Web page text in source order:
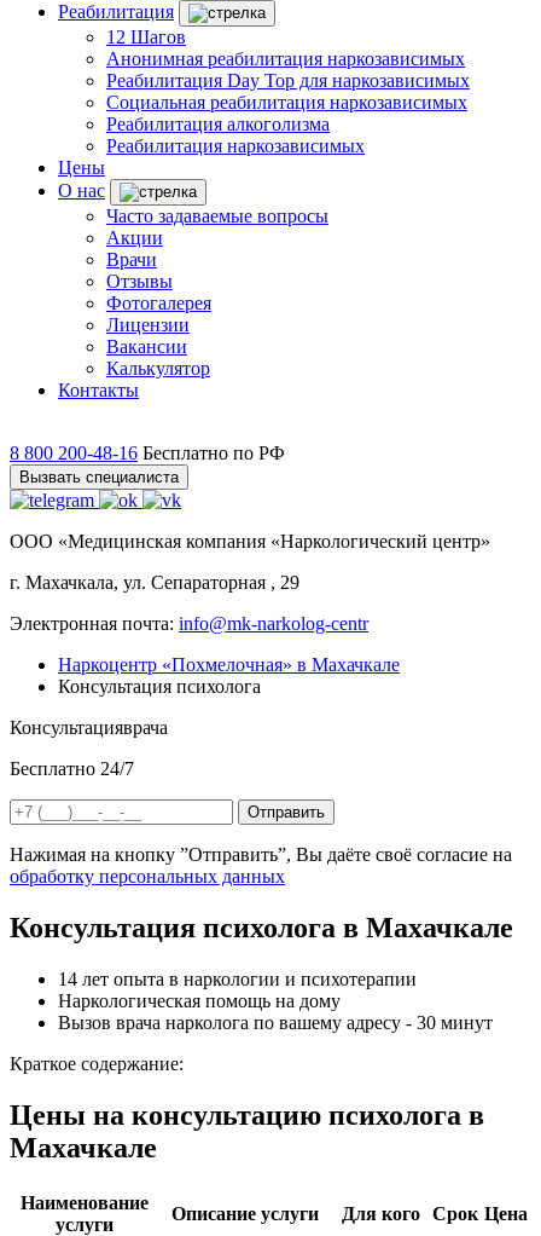
Реабилитация
12 Шагов
Анонимная реабилитация наркозависимых
Реабилитация Day Top для наркозависимых
Социальная реабилитация наркозависимых
Реабилитация алкоголизма
Реабилитация наркозависимых
Цены
О нас
Часто задаваемые вопросы
Акции
Врачи
Отзывы
Фотогалерея
Лицензии
Вакансии
Калькулятор
Контакты
8 800 200-48-16 Бесплатно по РФ
Вызвать специалиста
ООО «Медицинская компания «Наркологический центр»
г. Махачкала, ул. Сепараторная , 29
Электронная почта: info@mk-narkolog-centr
Наркоцентр «Похмелочная» в Махачкале
Консультация психолога
Консультацияврача
Бесплатно 24/7
Отправить
Нажимая на кнопку ”Отправить”, Вы даёте своё согласие на
обработку персональных данных
Консультация психолога в Махачкале
14 лет опыта в наркологии и психотерапии
Наркологическая помощь на дому
Вызов врача нарколога по вашему адресу - 30 минут
Краткое содержание:
Цены на консультацию психолога в
Махачкале
Наименование
услуги
Описание услуги Для кого Срок Цена